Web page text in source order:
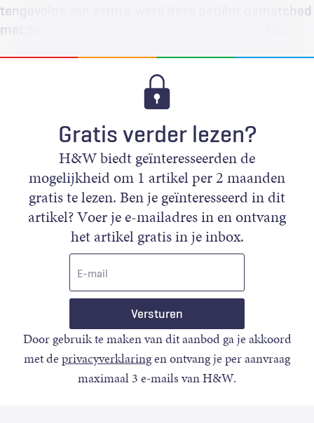
tengevolge van astma, werd deze patiënt gematched
met zoveel mogelijk controles uit het cohort. Als…
Gratis verder lezen?
H&W biedt geïnteresseerden de
mogelijkheid om 1 artikel per 2 maanden
gratis te lezen. Ben je geïnteresseerd in dit
artikel? Voer je e-mailadres in en ontvang
het artikel gratis in je inbox.
Door gebruik te maken van dit aanbod ga je akkoord
met deprivacyverklaringen ontvang je per aanvraag
maximaal 3 e-mails van H&W.